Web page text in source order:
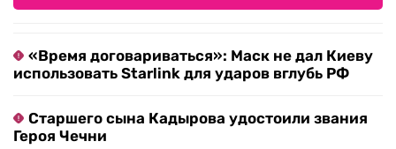
«Время договариваться»: Маск не дал Киеву
использовать Starlink для ударов вглубь РФ
Старшего сына Кадырова удостоили звания
Героя Чечни